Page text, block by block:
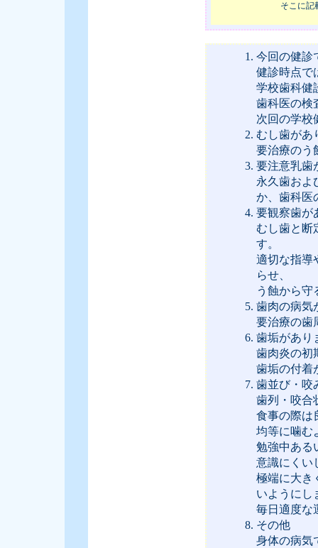
そこに記
今回の健診
健診時点で
学校歯科健
歯科医の検
次回の学校
むし歯があ
要治療のう
要注意乳歯
永久歯およ
か、歯科医
要観察歯が
むし歯と断
す。
適切な指導
らせ、
う蝕から守
歯肉の病気
要治療の歯
歯垢があり
歯肉炎の初
歯垢の付着
歯並び・咬
歯列・咬合
食事の際は
均等に噛む
勉強中ある
意識にくい
極端に大き
いようにし
毎日適度な
その他
身体の病気